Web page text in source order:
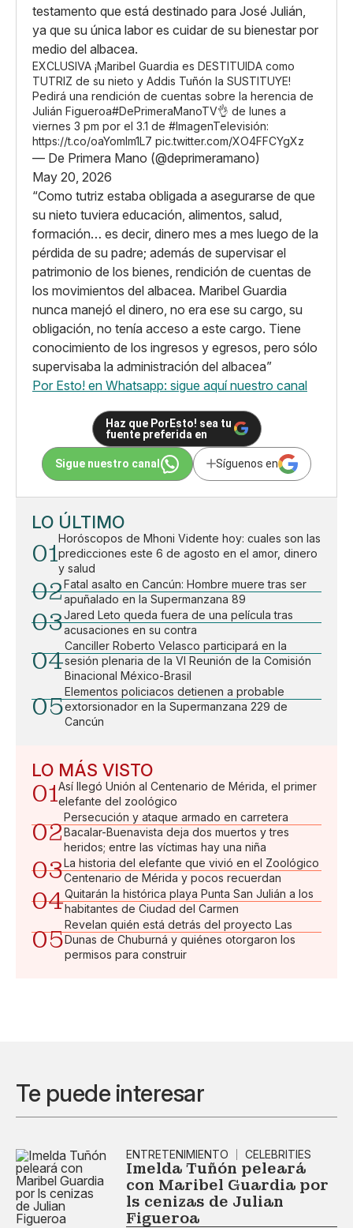
testamento que está destinado para José Julián,
ya que su única labor es cuidar de su bienestar por
medio del albacea.
EXCLUSIVA ¡Maribel Guardia es DESTITUIDA como
TUTRIZ de su nieto y Addis Tuñón la SUSTITUYE!
Pedirá una rendición de cuentas sobre la herencia de
Julián Figueroa#DePrimeraManoTV👌 de lunes a
viernes 3 pm por el 3.1 de #ImagenTelevisión:
https://t.co/oaYomlm1L7 pic.twitter.com/XO4FFCYgXz
— De Primera Mano (@deprimeramano)
May 20, 2026
“Como tutriz estaba obligada a asegurarse de que
su nieto tuviera educación, alimentos, salud,
formación… es decir, dinero mes a mes luego de la
pérdida de su padre; además de supervisar el
patrimonio de los bienes, rendición de cuentas de
los movimientos del albacea. Maribel Guardia
nunca manejó el dinero, no era ese su cargo, su
obligación, no tenía acceso a este cargo. Tiene
conocimiento de los ingresos y egresos, pero sólo
supervisaba la administración del albacea”
Por Esto! en Whatsapp: sigue aquí nuestro canal
Haz que PorEsto! sea tu
fuente preferida en
Sigue nuestro canal Síguenos en
LO ÚLTIMO
01
Horóscopos de Mhoni Vidente hoy: cuales son las
predicciones este 6 de agosto en el amor, dinero
y salud
02Fatal asalto en Cancún: Hombre muere tras ser
apuñalado en la Supermanzana 89
03Jared Leto queda fuera de una película tras
acusaciones en su contra
04
Canciller Roberto Velasco participará en la
sesión plenaria de la VI Reunión de la Comisión
Binacional México-Brasil
05
Elementos policiacos detienen a probable
extorsionador en la Supermanzana 229 de
Cancún
LO MÁS VISTO
01Así llegó Unión al Centenario de Mérida, el primer
elefante del zoológico
02
Persecución y ataque armado en carretera
Bacalar-Buenavista deja dos muertos y tres
heridos; entre las víctimas hay una niña
03La historia del elefante que vivió en el Zoológico
Centenario de Mérida y pocos recuerdan
04Quitarán la histórica playa Punta San Julián a los
habitantes de Ciudad del Carmen
05
Revelan quién está detrás del proyecto Las
Dunas de Chuburná y quiénes otorgaron los
permisos para construir
Te puede interesar
ENTRETENIMIENTO CELEBRITIES
Imelda Tuñón peleará
con Maribel Guardia por
ls cenizas de Julian
Figueroa